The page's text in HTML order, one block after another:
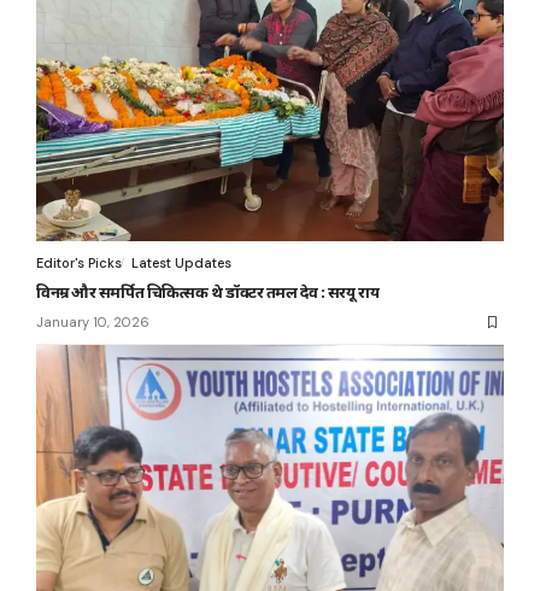
Editor's Picks Latest Updates
विनम्र और समर्पित चिकित्सक थे डॉक्टर तमल देव : सरयू राय
January 10, 2026